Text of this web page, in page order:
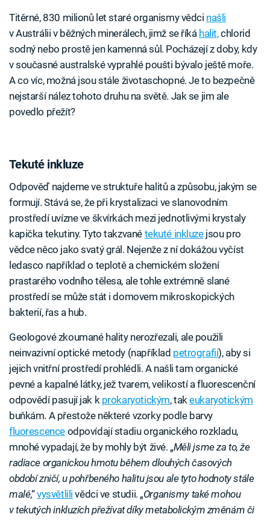
Titěrné, 830 milionů let staré organismy vědci našli
v Austrálii v běžných minerálech, jimž se říká halit,chlorid
sodný nebo prostě jen kamenná sůl. Pocházejí z doby, kdy
v současné australské vyprahlé poušti bývalo ještě moře.
A co víc, možná jsou stále životaschopné. Je to bezpečně
nejstarší nález tohoto druhu na světě. Jak se jim ale
povedlo přežít?
Tekuté inkluze
Odpověď najdeme ve struktuře halitů a způsobu, jakým se
formují. Stává se, že při krystalizaci ve slanovodním
prostředí uvízne ve škvírkách mezi jednotlivými krystaly
kapička tekutiny. Tyto takzvané tekuté inkluzejsou pro
vědce něco jako svatý grál. Nejenže z ní dokážou vyčíst
ledasco například o teplotě a chemickém složení
prastarého vodního tělesa, ale tohle extrémně slané
prostředí se může stát i domovem mikroskopických
bakterií, řas a hub.
Geologové zkoumané hality nerozřezali, ale použili
neinvazivní optické metody (například petrografii), aby si
jejich vnitřní prostředí prohlédli. A našli tam organické
pevné a kapalné látky, jež tvarem, velikostí a fluorescenční
odpovědí pasují jak k prokaryotickým, takeukaryotickým
buňkám. A přestože některé vzorky podle barvy
fluorescenceodpovídají stadiu organického rozkladu,
mnohé vypadají, že by mohly být živé. „Měli jsme za to, že
radiace organickou hmotu během dlouhých časových
období zničí, u pohřbeného halitu jsou ale tyto hodnoty stále
malé,“vysvětlili vědci ve studii. „Organismy také mohou
v tekutých inkluzích přežívat díky metabolickým změnám či